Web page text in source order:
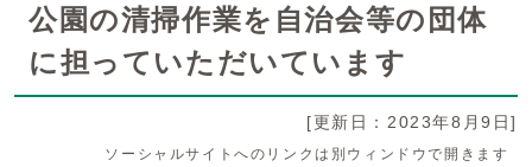
公園の清掃作業を自治会等の団体
に担っていただいています
[更新日：2023年8月9日]
ソーシャルサイトへのリンクは別ウィンドウで開きます